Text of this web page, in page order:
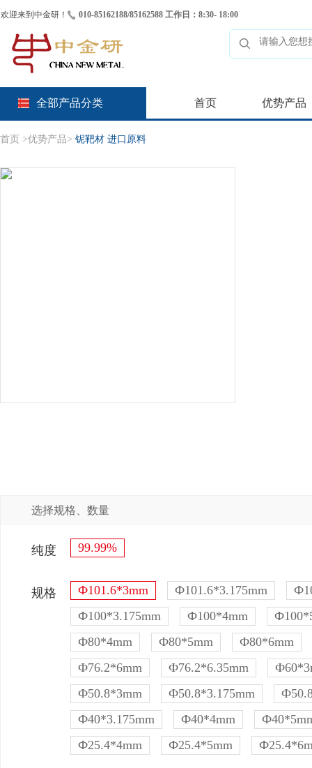
欢迎来到中金研！ 010-85162188/85162588 工作日：8:30- 18:00
全部产品分类 首页 优势产品
首页 >优势产品> 铌靶材 进口原料
选择规格、数量
纯度 99.99%
规格 Ф101.6*3mm Ф101.6*3.175mm
Ф100*3.175mm
Ф100*4mm
Ф80*4mm
Ф80*5mm
Ф80*6mm
Ф76.2*6mm
Ф76.2*6.35mm
Ф50.8*3mm
Ф50.8*3.175mm
Ф40*3.175mm
Ф40*4mm
Ф25.4*4mm
Ф25.4*5mm